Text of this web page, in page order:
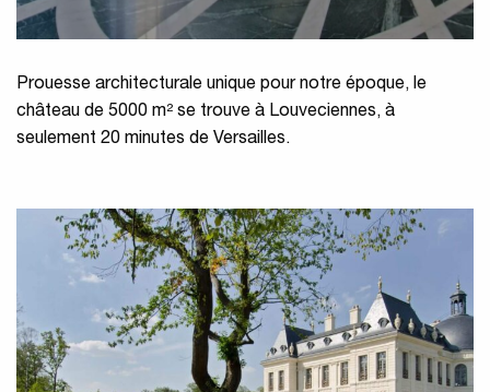
Prouesse architecturale unique pour notre époque, le
château de 5000 m² se trouve à Louveciennes, à
seulement 20 minutes de Versailles.